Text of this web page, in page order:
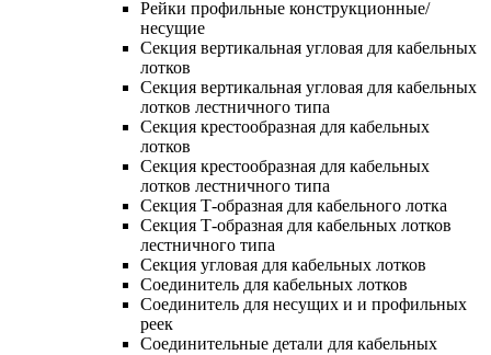
Рейки профильные конструкционные/
несущие
Секция вертикальная угловая для кабельных
лотков
Секция вертикальная угловая для кабельных
лотков лестничного типа
Секция крестообразная для кабельных
лотков
Секция крестообразная для кабельных
лотков лестничного типа
Секция Т-образная для кабельного лотка
Секция Т-образная для кабельных лотков
лестничного типа
Секция угловая для кабельных лотков
Соединитель для кабельных лотков
Соединитель для несущих и и профильных
реек
Соединительные детали для кабельных